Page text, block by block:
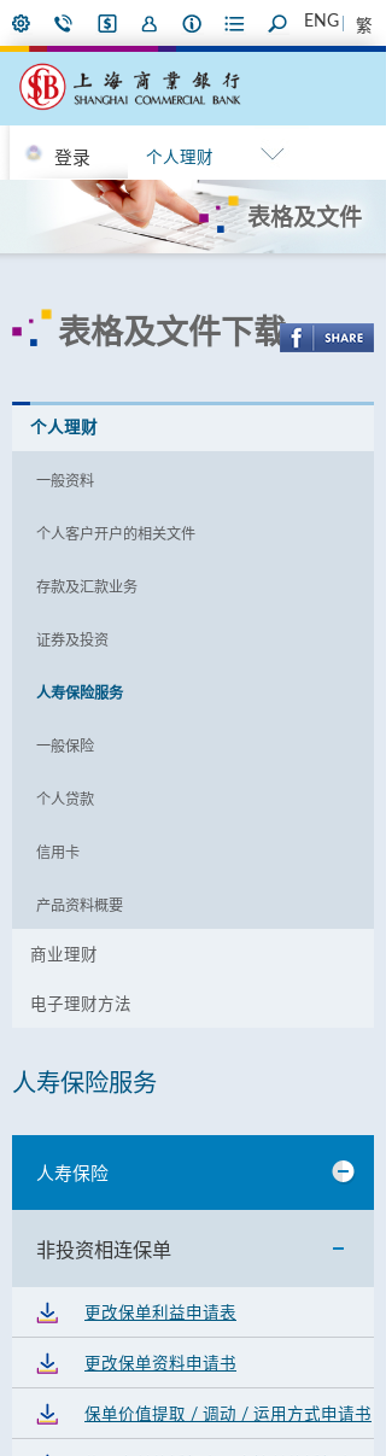
ENG 繁
登录 个人理财
表格及文件
表格及文件下载
个人理财
一般资料
个人客户开户的相关文件
存款及汇款业务
证券及投资
人寿保险服务
一般保险
个人贷款
信用卡
产品资料概要
商业理财
电子理财方法
人寿保险服务
人寿保险
非投资相连保单
更改保单利益申请表
更改保单资料申请书
保单价值提取 / 调动 / 运用方式申请书